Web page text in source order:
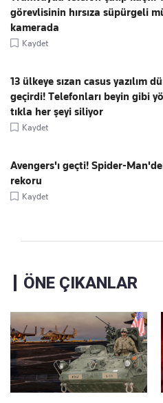
görevlisinin hırsıza süpürgeli
kamerada
Kaydet
13 ülkeye sızan casus yazılım
geçirdi! Telefonları beyin gibi
tıkla her şeyi siliyor
Kaydet
Avengers'ı geçti! Spider-
rekoru
Kaydet
ÖNE ÇIKANLAR